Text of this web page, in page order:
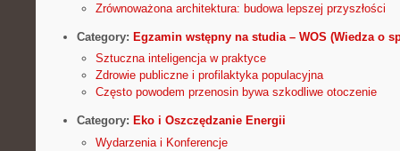
Zrównoważona architektura: budowa lepszej przyszłości
Category: Egzamin wstępny na studia – WOS (Wiedza o
Sztuczna inteligencja w praktyce
Zdrowie publiczne i profilaktyka populacyjna
Często powodem przenosin bywa szkodliwe otoczenie
Category: Eko i Oszczędzanie Energii
Wydarzenia i Konferencje